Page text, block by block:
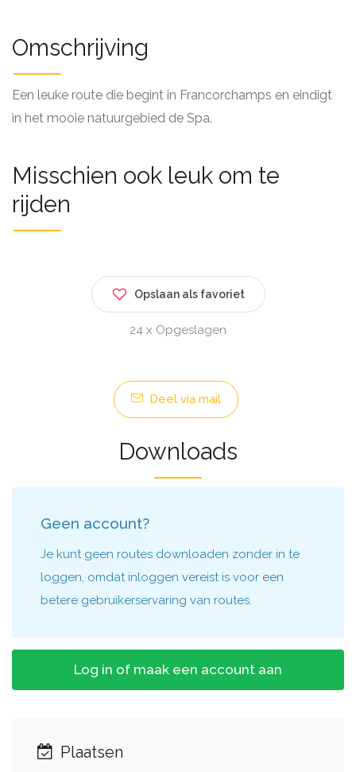
Omschrijving
Een leuke route die begint in Francorchamps en eindigt
in het mooie natuurgebied de Spa.
Misschien ook leuk om te
rijden
Opslaan als favoriet
24 x Opgeslagen
Deel via mail
Downloads
Geen account?
Je kunt geen routes downloaden zonder in te
loggen, omdat inloggen vereist is voor een
betere gebruikerservaring van routes.
Log in of maak een account aan
Plaatsen